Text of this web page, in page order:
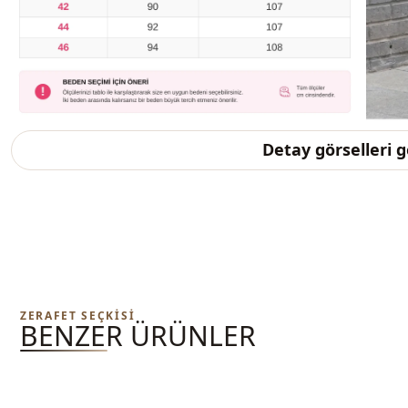
Detay görselleri
ZERAFET SEÇKISI
BENZER ÜRÜNLER